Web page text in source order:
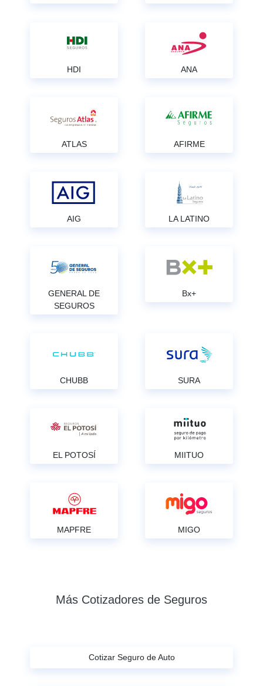
HDI ANA
ATLAS AFIRME
AIG LA LATINO
GENERAL DE
SEGUROS
Bx+
CHUBB SURA
EL POTOSÍ MIITUO
MAPFRE MIGO
Más Cotizadores de Seguros
Cotizar Seguro de Auto